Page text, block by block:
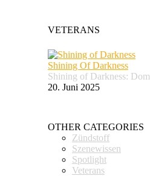
VETERANS
Shining Of Darkness
Shining of Darkness:
20. Juni 2025
OTHER CATEGORIES
Zündstoff
Szenewissen
Spotlight
Veterans